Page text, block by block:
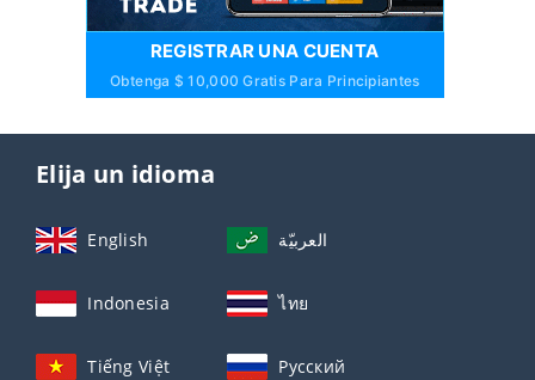
REGISTRAR UNA CUENTA
Obtenga $ 10,000 Gratis Para Principiantes
Elija un idioma
English العربيّة
Indonesia ไทย
Tiếng Việt Русский